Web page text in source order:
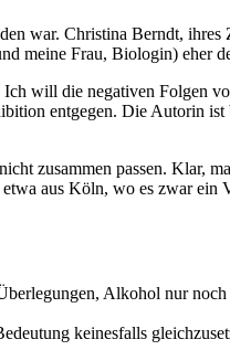
war. Christina Berndt,
meine Frau, Biologin) eher
will die negativen Folgen
entgegen. Die Autorin ist
zusammen passen. Klar,
aus Köln, wo es zwar ein
Alkohol nur
keinesfalls